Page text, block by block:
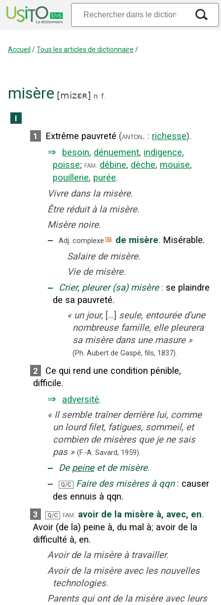
Accueil /Tous les articles de dictionnaire /
misère [mizɛʀ] n. f.
I
1
Extrême pauvreté (anton. : richesse).
⇒ besoin, dénuement, indigence,
poisse; fam. débine, dèche, mouise,
pouillerie, purée.
Vivre dans la misère.
Être réduit à la misère.
Misère noire.
‒ Adj. complexe de misère. Misérable.
Salaire de misère.
Vie de misère.
‒ Crier, pleurer (sa) misère : se plaindre
de sa pauvreté.
« un jour, [...] seule, entourée d'une
nombreuse famille, elle pleurera
sa misère dans une masure »
(Ph. Aubert de Gaspé, fils, 1837).
2
Ce qui rend une condition pénible,
difficile.
⇒ adversité.
« Il semble traîner derrière lui, comme
un lourd filet, fatigues, sommeil, et
combien de misères que je ne sais
pas » (F.-A. Savard, 1959).
‒ De peine et de misère.
‒ Q/C Faire des misères à qqn : causer
des ennuis à qqn.
3 Q/C fam. avoir de la misère à, avec, en.
Avoir (de la) peine à, du mal à; avoir de la
difficulté à, en.
Avoir de la misère à travailler.
Avoir de la misère avec les nouvelles
technologies.
Parents qui ont de la misère avec leurs